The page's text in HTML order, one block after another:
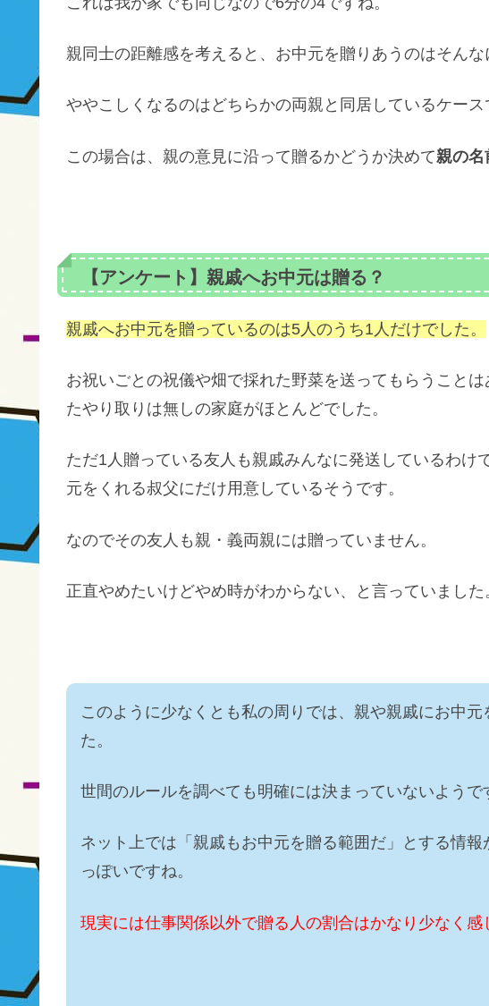
親同士の距離感を考えると、お中元を贈りあうのはそんな
ややこしくなるのはどちらかの両親と同居しているケース
この場合は、親の意見に沿って贈るかどうか決めて親の名
【アンケート】親戚へお中元は贈る？
親戚へお中元を贈っているのは5人のうち1人だけでした。
お祝いごとの祝儀や畑で採れた野菜を送ってもらうこと
たやり取りは無しの家庭がほとんどでした。
ただ1人贈っている友人も親戚みんなに発送しているわけ
元をくれる叔父にだけ用意しているそうです。
なのでその友人も親・義両親には贈っていません。
正直やめたいけどやめ時がわからない、と言っていました
このように少なくとも私の周りでは、親や親戚にお中
た。
世間のルールを調べても明確には決まっていないようで
ネット上では「親戚もお中元を贈る範囲だ」とする情
っぽいですね。
現実には仕事関係以外で贈る人の割合はかなり少なく感